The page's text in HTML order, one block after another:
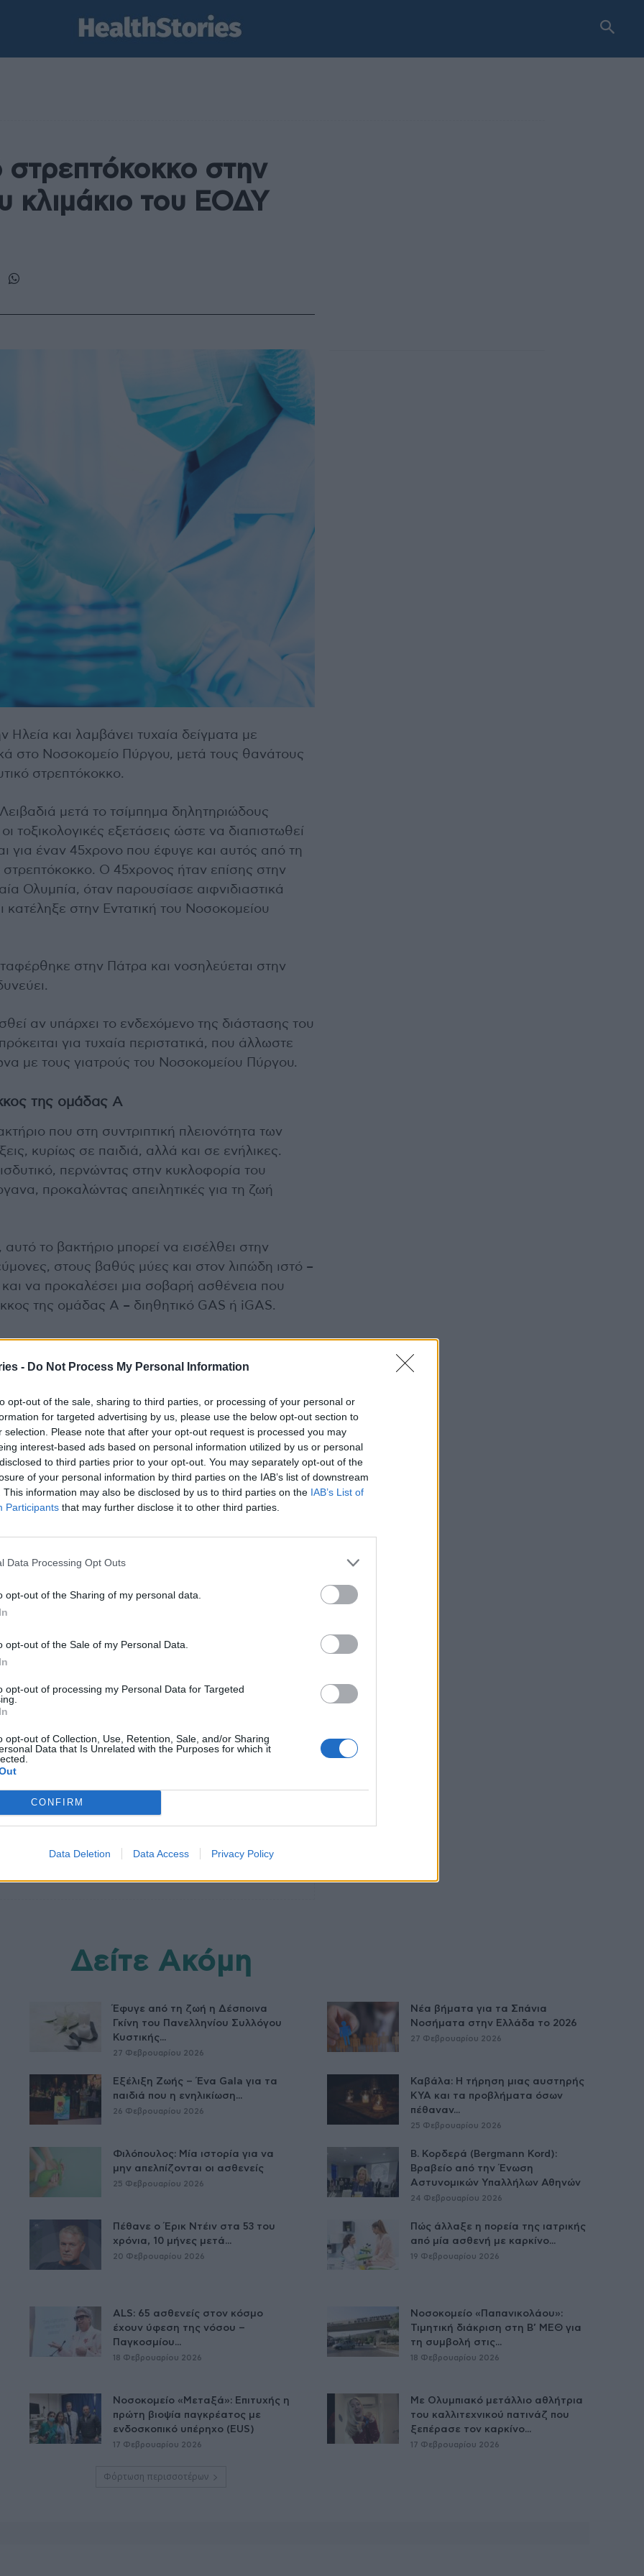
- Do Not Process My Personal Information
opt-out of the sale, sharing to third parties, or processing of your personal or
for targeted advertising by us, please use the below opt-out section to
selection. Please note that after your opt-out request is processed you may
interest-based ads based on personal information utilized by us or personal
to third parties prior to your opt-out. You may separately opt-out of the
of your personal information by third parties on the IAB’s list of downstream
This information may also be disclosed by us to third parties on the IAB’s List of
Participants that may further disclose it to other third parties.
Data Processing Opt Outs
opt-out of the Sharing of my personal data.
opt-out of the Sale of my Personal Data.
opt-out of processing my Personal Data for Targeted
opt-out of Collection, Use, Retention, Sale, and/or Sharing
Data that Is Unrelated with the Purposes for which it
CONFIRM
Data Deletion Data Access Privacy Policy
στην
κλιμάκιο του ΕΟΔΥ
Ηλεία και λαμβάνει τυχαία δείγματα με
στο Νοσοκομείο Πύργου, μετά τους θανάτους
στρεπτόκοκκο.
μετά το τσίμπημα δηλητηριώδους
τοξικολογικές εξετάσεις ώστε να διαπιστωθεί
για έναν 45χρονο που έφυγε και αυτός από τη
στρεπτόκοκκο. Ο 45χρονος ήταν επίσης στην
Ολυμπία, όταν παρουσίασε αιφνιδιαστικά
στην Εντατική του Νοσοκομείου
στην Πάτρα και νοσηλεύεται στην
αν υπάρχει το ενδεχόμενο της διάστασης του
για τυχαία περιστατικά, που άλλωστε
με τους γιατρούς του Νοσοκομείου Πύργου.
της ομάδας Α
που στη συντριπτική πλειονότητα των
κυρίως σε παιδιά, αλλά και σε ενήλικες.
περνώντας στην κυκλοφορία του
προκαλώντας απειλητικές για τη ζωή
το βακτήριο μπορεί να εισέλθει στην
στους βαθύς μύες και στον λιπώδη ιστό –
να προκαλέσει μια σοβαρή ασθένεια που
της ομάδας Α – διηθητικό GAS ή iGAS.
ο ΕΟΔΥ, έχει τη μορφή της στρεπτοκοκκικής
περιλαμβάνου, κόκκινο λαιμό,
και συμπτώματα από το γαστρεντερικό. Άλλη
η οστρακιά, δηλαδή η φαρυγγίτιδα με ένα
σε μια τοξίνη που παράγει το βακτήριο,
να είναι δερματική λοίμωξη από στρεπτόκοκκο.
του αίματος, προκαλώντας διεισδυτική
ή αλλιώς βακτηριαιμία, μπορεί να
την πολυοργανική ανεπάρκεια.
Νείλου: «Έντονη η κυκλοφορία-
η Ευρώπη, προληπτικά μέτρα για
στην Ηλεία
Δείτε Ακόμη
Έφυγε από τη ζωή η Δέσποινα
Γκίνη του Πανελληνίου Συλλόγου
Κυστικής...
27 Φεβρουαρίου 2026
Νέα βήματα για τα Σπάνια
Νοσήματα στην Ελλάδα το 2026
27 Φεβρουαρίου 2026
Εξέλιξη Ζωής – Ένα Gala για τα
παιδιά που η ενηλικίωση...
26 Φεβρουαρίου 2026
Καβάλα: Η τήρηση μιας αυστηρής
ΚΥΑ και τα προβλήματα όσων
πέθαναν...
25 Φεβρουαρίου 2026
Φιλόπουλος: Μία ιστορία για να
μην απελπίζονται οι ασθενείς
25 Φεβρουαρίου 2026
Β. Κορδερά (Bergmann Kord):
Βραβείο από την Ένωση
Αστυνομικών Υπαλλήλων Αθηνών
24 Φεβρουαρίου 2026
Πέθανε ο Έρικ Ντέιν στα 53 του
χρόνια, 10 μήνες μετά...
20 Φεβρουαρίου 2026
Πώς άλλαξε η πορεία της ιατρικής
από μία ασθενή με καρκίνο...
19 Φεβρουαρίου 2026
ALS: 65 ασθενείς στον κόσμο
έχουν ύφεση της νόσου –
Παγκοσμίου...
18 Φεβρουαρίου 2026
Νοσοκομείο «Παπανικολάου»:
Τιμητική διάκριση στη Β’ ΜΕΘ για
τη συμβολή στις...
18 Φεβρουαρίου 2026
Νοσοκομείο «Μεταξά»: Επιτυχής η
πρώτη βιοψία παγκρέατος με
ενδοσκοπικό υπέρηχο (EUS)
17 Φεβρουαρίου 2026
Με Ολυμπιακό μετάλλιο αθλήτρια
του καλλιτεχνικού πατινάζ που
ξεπέρασε τον καρκίνο...
17 Φεβρουαρίου 2026
Φόρτωση περισσοτέρων